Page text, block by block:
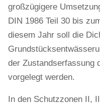
großzügigere
DIN 1986 Teil 30 bis
diesem Jahr soll die
der Zustandserfassung
vorgelegt werden.
In den Schutzzonen II,